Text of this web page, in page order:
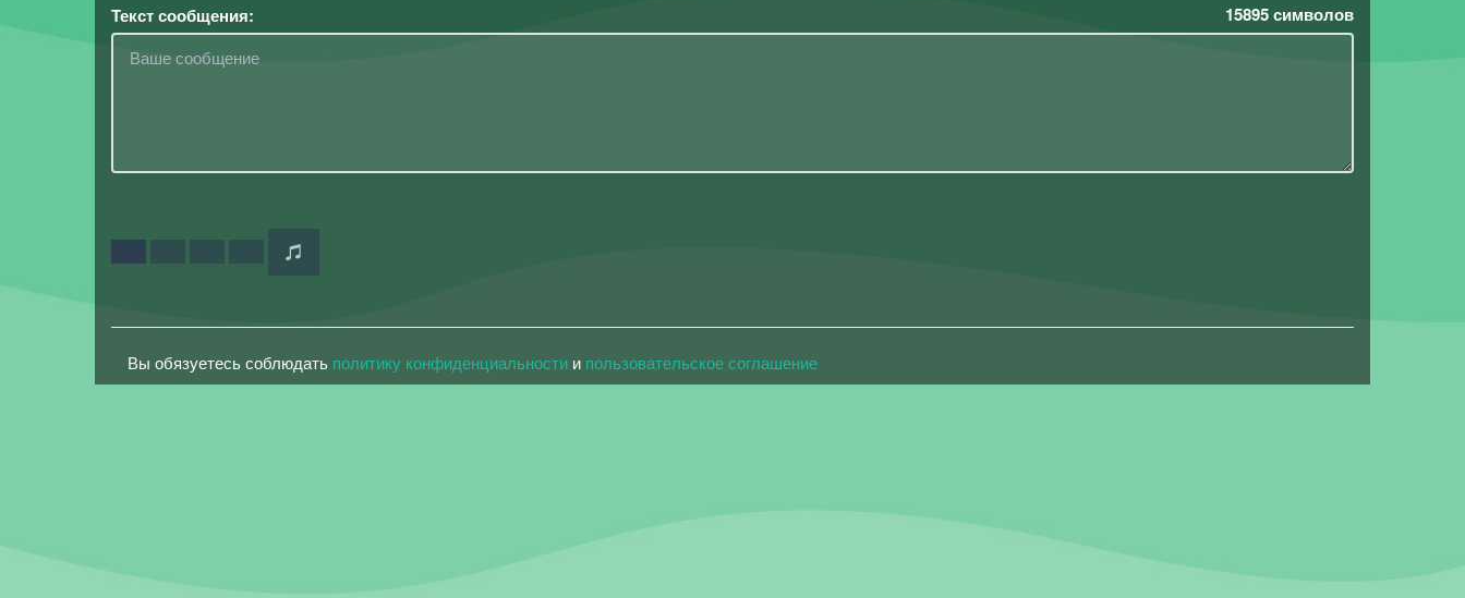
Текст сообщения: 15895символов
Вы обязуетесь соблюдать политику конфиденциальности и пользовательское соглашение